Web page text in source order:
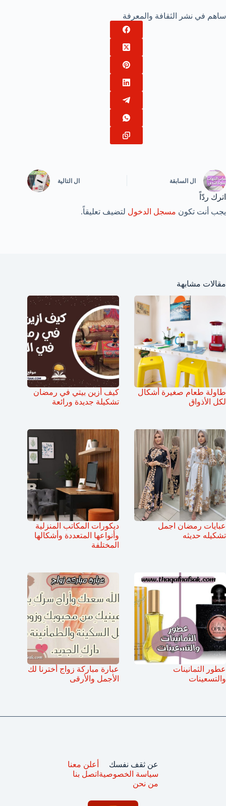
ساهم في نشر الثقافة والمعرفة
ال السابقة ال التالية
اترك ردّاً
يجب أنت تكون مسجل الدخول لتضيف تعليقاً.
مقالات مشابهة
طاولة طعام صغيرة أشكال
لكل الأذواق
كيف أزين بيتي في رمضان
تشكيلة جديدة ورائعة
عبايات رمضان اجمل
تشكيله حديثه
ديكورات المكاتب المنزلية
وأنواعها المتعددة وأشكالها
المختلفة
عطور الثمانينات
والتسعينات
عبارة مباركة زواج أخترنا لك
الأجمل والأرقى
عن ثقف نفسك
سياسة الخصوصية
من نحن
أعلن معنا
اتصل بنا